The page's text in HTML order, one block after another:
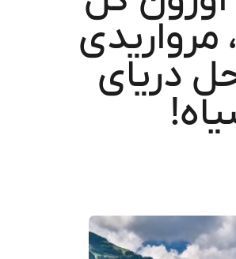
مرواریدی
دریای